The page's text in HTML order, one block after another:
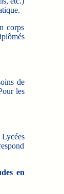
corps
de
les
en